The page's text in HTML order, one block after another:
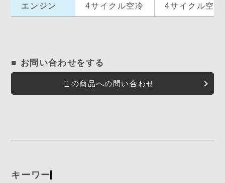
エンジン 4サイクル空冷 4サイクル空冷
■ お問い合わせをする
この商品への問い合わせ
キーワード入力で探す